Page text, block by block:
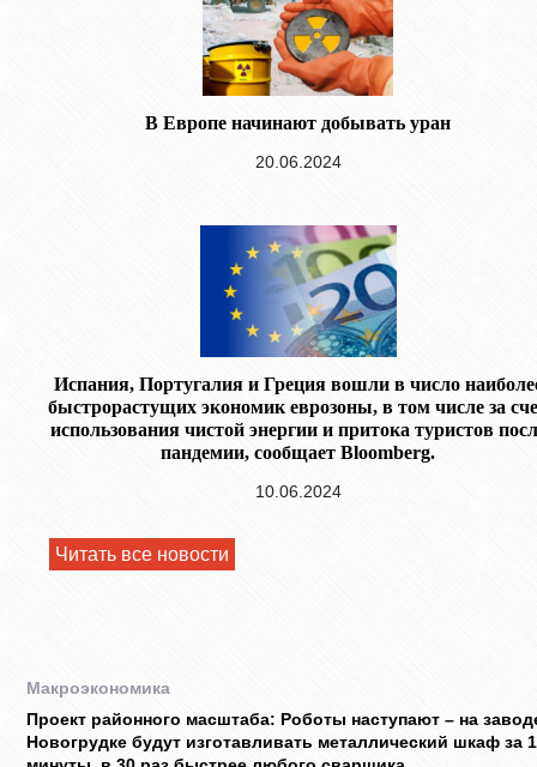
В Европе начинают добывать уран
20.06.2024
Испания, Португалия и Греция вошли в число
быстрорастущих экономик еврозоны, в том числе за
использования чистой энергии и притока туристов
пандемии, сообщает Bloomberg.
10.06.2024
Читать все новости
Макроэкономика
Проект районного масштаба: Роботы наступают – на
Новогрудке будут изготавливать металлический шкаф за